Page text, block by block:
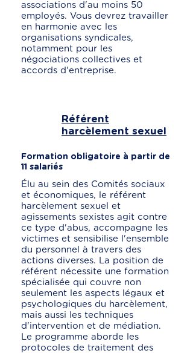
associations d'au moins 50
employés. Vous devrez travailler
en harmonie avec les
organisations syndicales,
notamment pour les
négociations collectives et
accords d'entreprise.
Référent
harcèlement sexuel
Formation obligatoire à partir de
11 salariés
Élu au sein des Comités sociaux
et économiques, le référent
harcèlement sexuel et
agissements sexistes agit contre
ce type d'abus, accompagne les
victimes et sensibilise l'ensemble
du personnel à travers des
actions diverses. La position de
référent nécessite une formation
spécialisée qui couvre non
seulement les aspects légaux et
psychologiques du harcèlement,
mais aussi les techniques
d'intervention et de médiation.
Le programme aborde les
protocoles de traitement des